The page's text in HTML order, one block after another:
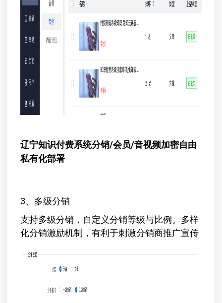
辽宁知识付费系统分销/会员/音视频加密自由
私有化部署
3、多级分销
支持多级分销，自定义分销等级与比例。多样
化分销激励机制，有利于刺激分销商推广宣传